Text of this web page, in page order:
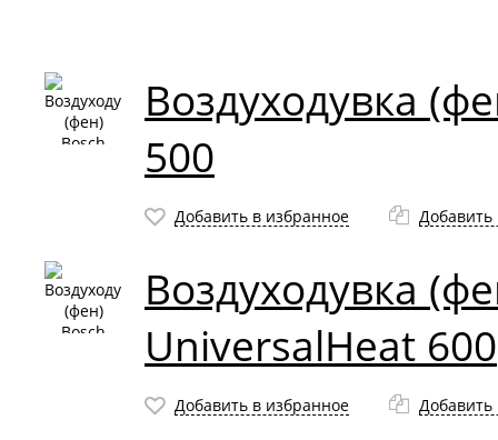
Воздуходувка
500
Добавить в избранное Добавить
Воздуходувка
UniversalHeat 600
Добавить в избранное Добавить